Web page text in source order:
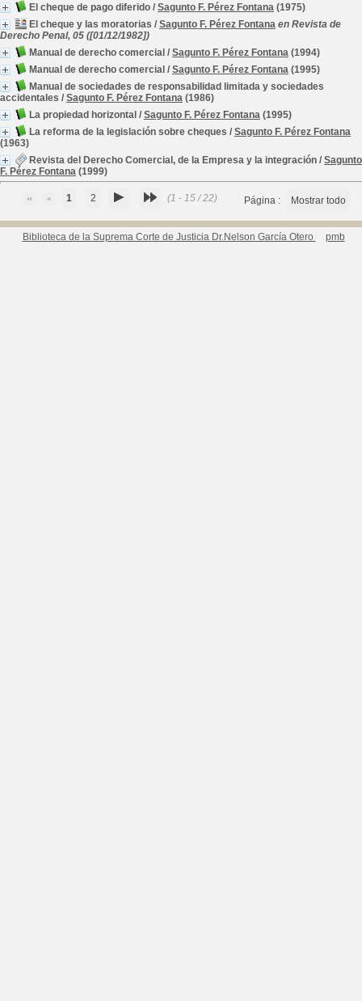
El cheque de pago diferido / Sagunto F. Pérez Fontana (1975)
El cheque y las moratorias / Sagunto F. Pérez Fontana en Revista de
Derecho Penal, 05 ([01/12/1982])
Manual de derecho comercial / Sagunto F. Pérez Fontana (1994)
Manual de derecho comercial / Sagunto F. Pérez Fontana (1995)
Manual de sociedades de responsabilidad limitada y sociedades
accidentales / Sagunto F. Pérez Fontana (1986)
La propiedad horizontal / Sagunto F. Pérez Fontana (1995)
La reforma de la legislación sobre cheques / Sagunto F. Pérez Fontana
(1963)
Revista del Derecho Comercial, de la Empresa y la integración / Sagunto
F. Pérez Fontana (1999)
1 2 (1 - 15 / 22) Página : Mostrar todo
Biblioteca de la Suprema Corte de Justicia Dr.Nelson García Otero pmb